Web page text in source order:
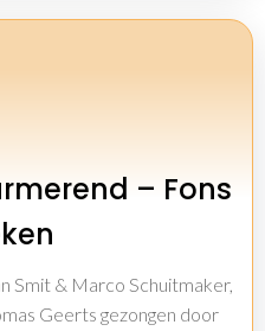
– Fons
Smit & Marco Schuitmaker,
Geerts gezongen door